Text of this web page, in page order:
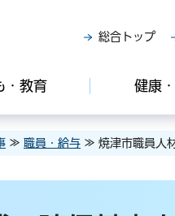
総合トップ
・教育 健康
≫ 職員・給与 ≫ 焼津市職員人